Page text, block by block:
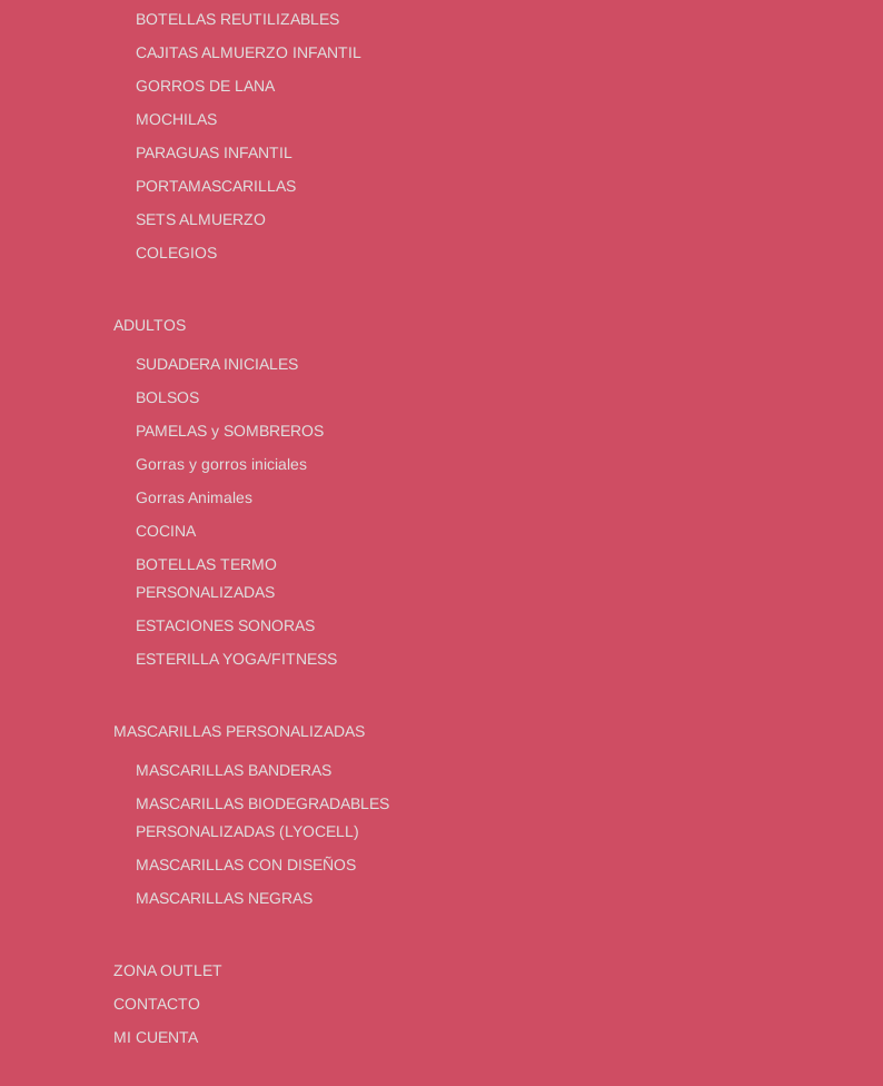
BOTELLAS REUTILIZABLES
CAJITAS ALMUERZO INFANTIL
GORROS DE LANA
MOCHILAS
PARAGUAS INFANTIL
PORTAMASCARILLAS
SETS ALMUERZO
COLEGIOS
ADULTOS
SUDADERA INICIALES
BOLSOS
PAMELAS y SOMBREROS
Gorras y gorros iniciales
Gorras Animales
COCINA
BOTELLAS TERMO
PERSONALIZADAS
ESTACIONES SONORAS
ESTERILLA YOGA/FITNESS
MASCARILLAS PERSONALIZADAS
MASCARILLAS BANDERAS
MASCARILLAS BIODEGRADABLES
PERSONALIZADAS (LYOCELL)
MASCARILLAS CON DISEÑOS
MASCARILLAS NEGRAS
ZONA OUTLET
CONTACTO
MI CUENTA